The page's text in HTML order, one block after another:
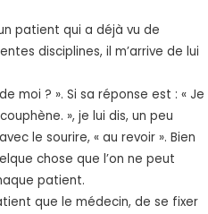
patient qui a déjà vu de
disciplines, il m’arrive de lui
moi ? ». Si sa réponse est : « Je
», je lui dis, un peu
le sourire, « au revoir ». Bien
chose que l’on ne peut
patient.
que le médecin, de se fixer